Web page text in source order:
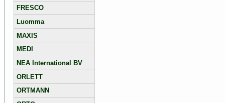
FRESCO
Luomma
MAXIS
MEDI
NEA International BV
ORLETT
ORTMANN